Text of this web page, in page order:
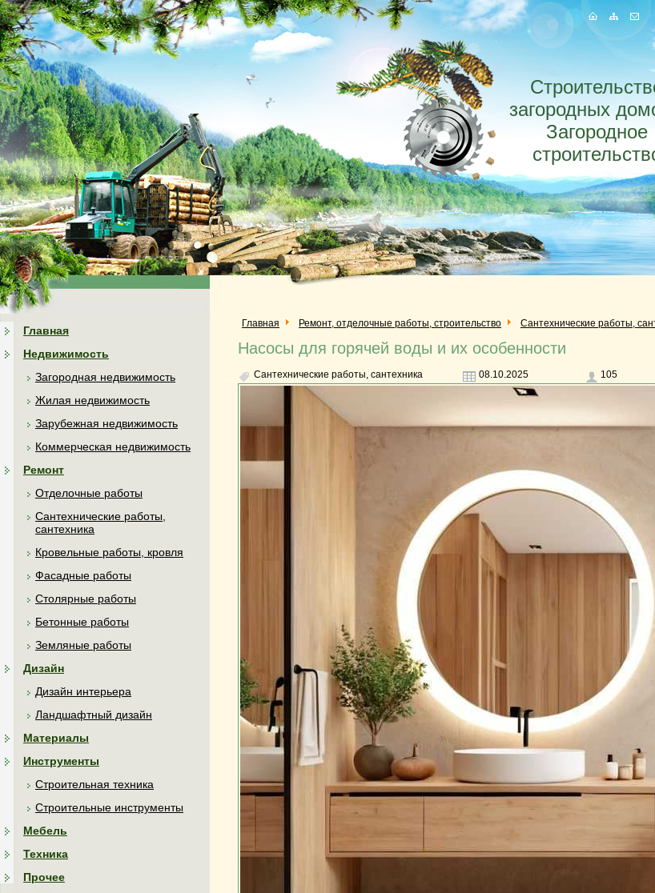
загородных
Загородное
Главная
Недвижимость
Загородная недвижимость
Жилая недвижимость
Зарубежная недвижимость
Коммерческая недвижимость
Ремонт
Отделочные работы
Сантехнические работы,
сантехника
Кровельные работы, кровля
Фасадные работы
Столярные работы
Бетонные работы
Земляные работы
Дизайн
Дизайн интерьера
Ландшафтный дизайн
Материалы
Инструменты
Строительная техника
Строительные инструменты
Мебель
Техника
Прочее
Главная Ремонт, отделочные работы, строительство Сантехнические работы,
Насосы для горячей воды и их особенности
Сантехнические работы, сантехника 08.10.2025 105